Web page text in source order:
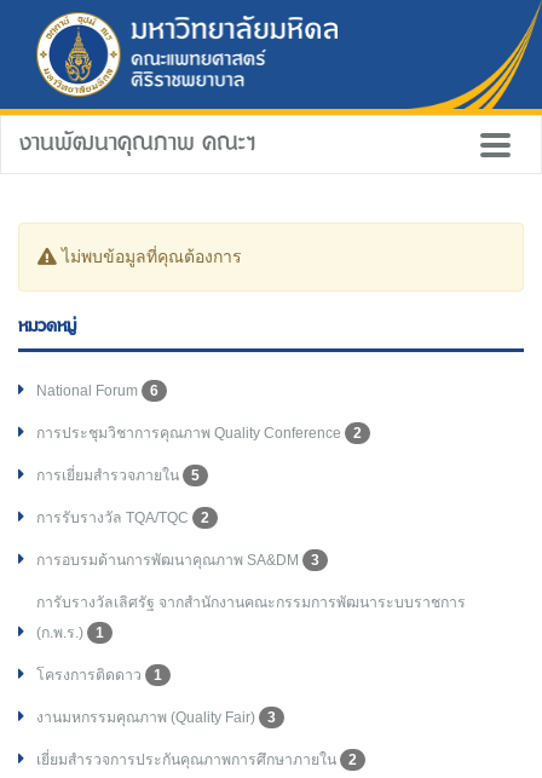
งานพัฒนาคุณภาพ คณะฯ
ไม่พบข้อมูลที่คุณต้องการ
หมวดหมู่
National Forum 6
การประชุมวิชาการคุณภาพ Quality Conference 2
การเยี่ยมสำรวจภายใน 5
การรับรางวัล TQA/TQC 2
การอบรมด้านการพัฒนาคุณภาพ SA&DM 3
การับรางวัลเลิศรัฐ จากสำนักงานคณะกรรมการพัฒนาระบบราชการ
(ก.พ.ร.)
1
โครงการติดดาว 1
งานมหกรรมคุณภาพ (Quality Fair) 3
เยี่ยมสำรวจการประกันคุณภาพการศึกษาภายใน 2